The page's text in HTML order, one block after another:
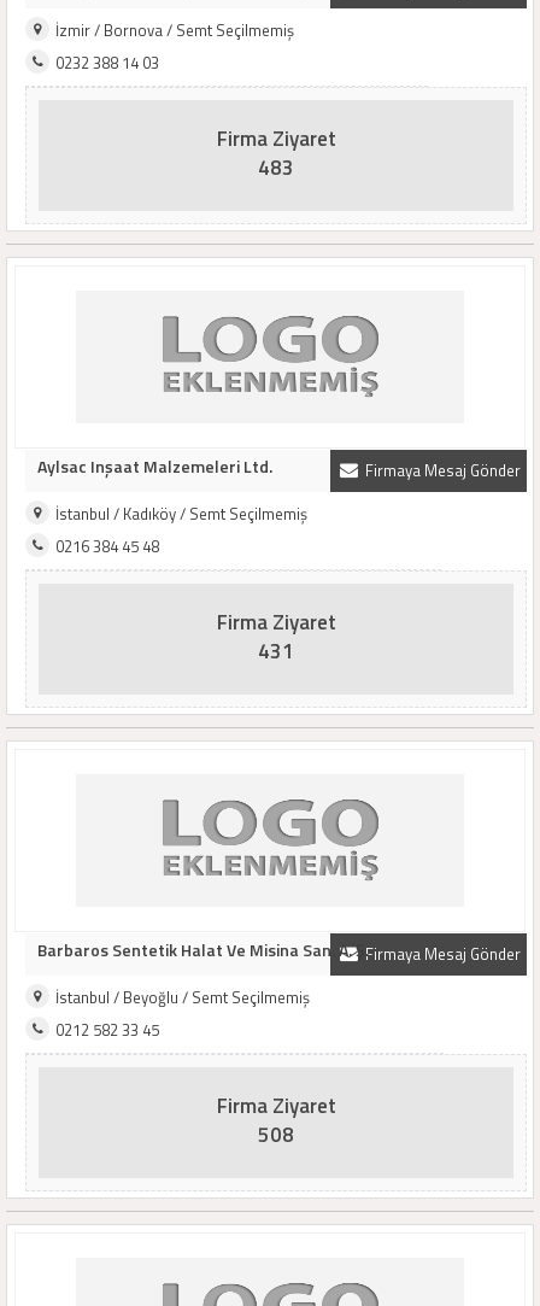
İzmir / Bornova / Semt Seçilmemiş
0232 388 14 03
Firma Ziyaret
483
Firmaya Mesaj Gönder
Aylsac Inşaat Malzemeleri Ltd.
İstanbul / Kadıköy / Semt Seçilmemiş
0216 384 45 48
Firma Ziyaret
431
Firmaya Mesaj Gönder
Barbaros Sentetik Halat Ve Misina San. A. Ş.
İstanbul / Beyoğlu / Semt Seçilmemiş
0212 582 33 45
Firma Ziyaret
508